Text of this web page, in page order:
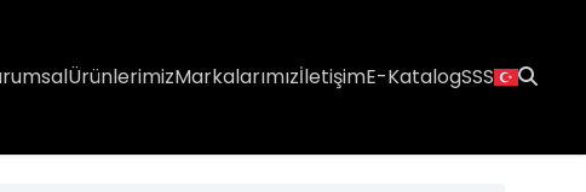
ÜrünlerimizMarkalarımızİletişimE-KatalogSSS